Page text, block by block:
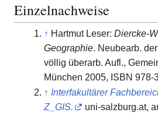
Einzelnachweise
↑ Hartmut Leser:Diercke-
Geographie. Neubearb.
völlig überarb. Aufl.,
München 2005, ISBN 978-
↑ Interfakultärer
Z_GIS.
uni-salzburg.at,